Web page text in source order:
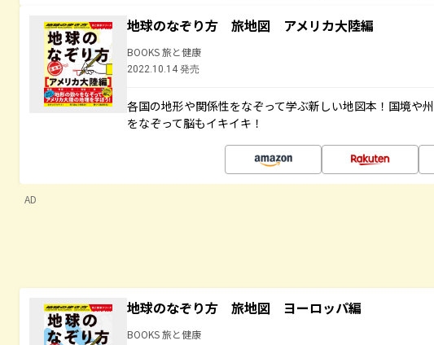
地球のなぞり方 旅地図 アメリカ大陸編
BOOKS 旅と健康
2022.10.14 発売
各国の地形や関係性をなぞって学ぶ新しい地図本！国境や
をなぞって脳もイキイキ！
AD
地球のなぞり方 旅地図 ヨーロッパ編
BOOKS 旅と健康